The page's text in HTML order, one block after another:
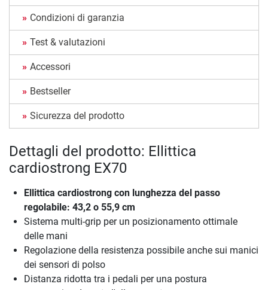
Condizioni di garanzia
Test & valutazioni
Accessori
Bestseller
Sicurezza del prodotto
Dettagli del prodotto: Ellittica
cardiostrong EX70
Ellittica cardiostrong con lunghezza del passo
regolabile: 43,2 o 55,9 cm
Sistema multi-grip per un posizionamento ottimale
delle mani
Regolazione della resistenza possibile anche sui manici
dei sensori di polso
Distanza ridotta tra i pedali per una postura